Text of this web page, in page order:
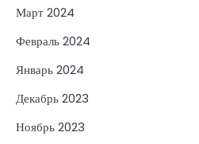
Март 2024
Февраль 2024
Январь 2024
Декабрь 2023
Ноябрь 2023